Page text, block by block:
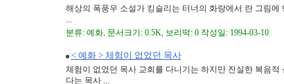
해상의 폭풍우 소설가 킹슬리는 터너의 화랑에서 란 그림
...
분류: 예화, 문서크기: 0.5K, 보리떡: 0 작성일: 1994-03-10
< 예화 > 체험이 없었던 목사
체험이 없었던 목사 교회를 다니기는 하지만 진실한 복음
다는 목사 ...